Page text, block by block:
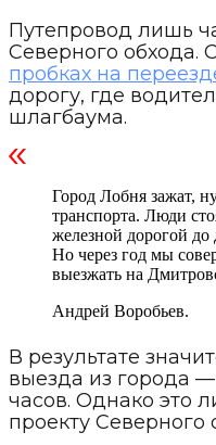
Путепровод лишь
Северного обхода.
пробках на
дорогу, где
шлагбаума.
Город Лобня зажат,
транспорта. Люди
железной дорогой до
Но через год мы
выезжать на
Андрей Воробьев.
В результате
выезда из города
часов. Однако это
проекту Северного